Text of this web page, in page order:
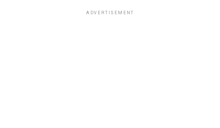
(Recuerda dar clic en la imagen)
ADVERTISEMENT